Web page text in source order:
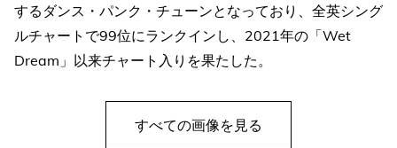
するダンス・パンク・チューンとなっており、全英シング
ルチャートで99位にランクインし、2021年の「Wet
Dream」以来チャート入りを果たした。
すべての画像を見る